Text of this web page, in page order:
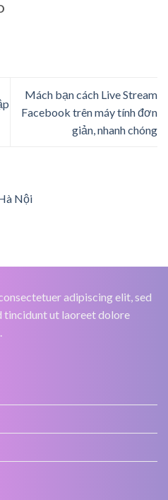
Mách bạn cách Live Stream
Facebook trên máy tính đơn
giản, nhanh chóng
Nội
adipiscing elit, sed
tincidunt ut laoreet dolore